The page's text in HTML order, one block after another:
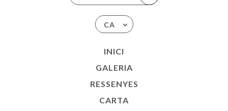
CA
INICI
GALERIA
RESSENYES
CARTA